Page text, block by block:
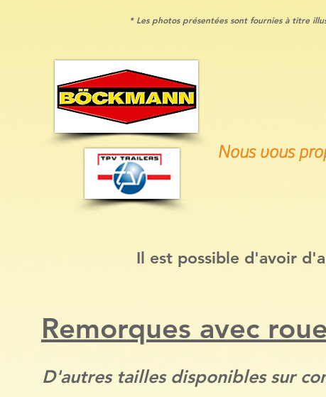
* Les photos présentées sont fournies à titre
Nous vous
Il est possible d'avoir
Remorques avec
D'autres tailles disponibles sur